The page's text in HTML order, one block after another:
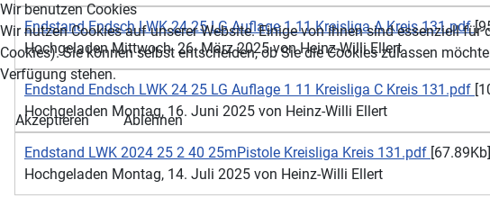
Endstand Endsch LWK 24 25 LG Auflage 1 11 Kreisliga A Kreis 131.pdf
Hochgeladen Mittwoch, 26. März 2025 von Heinz-Willi Ellert
Endstand Endsch LWK 24 25 LG Auflage 1 11 Kreisliga C Kreis 131.pdf
Hochgeladen Montag, 16. Juni 2025 von Heinz-Willi Ellert
Endstand LWK 2024 25 2 40 25mPistole Kreisliga Kreis 131.pdf [67.89Kb]
Hochgeladen Montag, 14. Juli 2025 von Heinz-Willi Ellert
Wir benutzen Cookies
Wir nutzen Cookies auf unserer Website. Einige von ihnen sind essenziell
Cookies). Sie können selbst entscheiden, ob Sie die Cookies zulassen
Verfügung stehen.
Akzeptieren Ablehnen